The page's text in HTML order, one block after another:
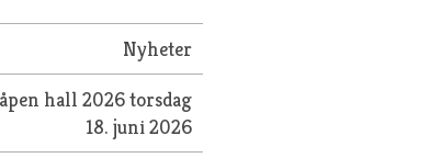
Nyheter
hall 2026torsdag
18. juni 2026